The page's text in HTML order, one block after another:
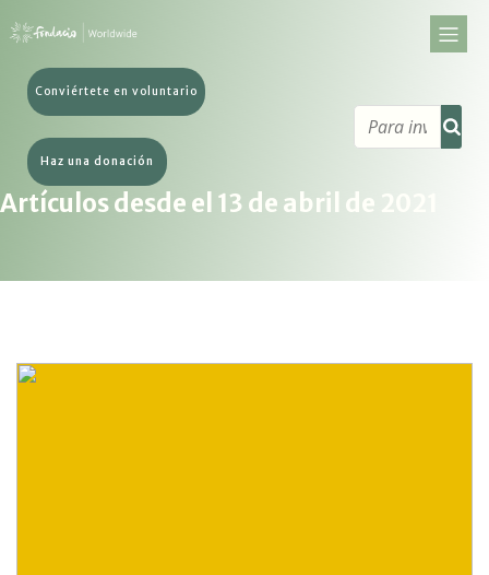
Conviértete en voluntario
Haz una donación
Artículos desde el 13 de abril de 2021